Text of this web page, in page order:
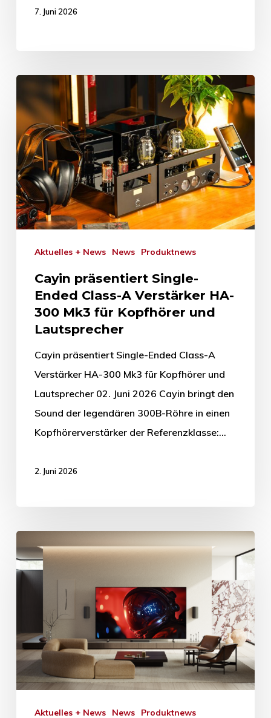
7. Juni 2026
Aktuelles + News News Produktnews
Cayin präsentiert Single-
Ended Class-A Verstärker HA-
300 Mk3 für Kopfhörer und
Lautsprecher
Cayin präsentiert Single-Ended Class-A
Verstärker HA-300 Mk3 für Kopfhörer und
Lautsprecher 02. Juni 2026 Cayin bringt den
Sound der legendären 300B-Röhre in einen
Kopfhörerverstärker der Referenzklasse:…
2. Juni 2026
Aktuelles + News News Produktnews